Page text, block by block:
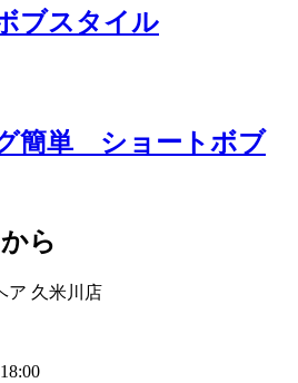
ブスタイル
簡単 ショートボブ
ら
ア 久米川店